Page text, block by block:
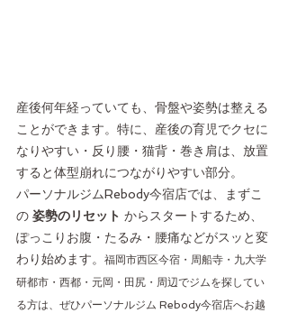
産後何年経っていても、骨盤や姿勢は整える
ことができます。特に、産後の育児でクセに
なりやすい・反り腰・猫背・巻き肩は、放置
すると体型崩れにつながりやすい部分。
パーソナルジムRebody今宿店では、まずこ
の 姿勢のリセット からスタートするため、
ぽっこりお腹・たるみ・腰痛などがスッと変
わり始めます。 福岡市西区今宿・周船寺・九大学
研都市・西都・元岡・田尻・周辺でジムを探してい
る方は、ぜひパーソナルジム Rebody今宿店へお越